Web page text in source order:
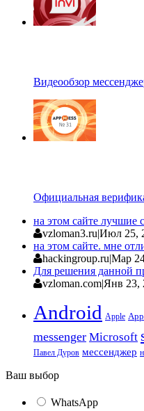
Видеообзор
Официальная
на этом сайте лучшие
vzloman3.ru|Июл 25,
на этом сайте. мне
hackingroup.ru|Мар
Для решения данной
vzloman.com|Янв 23,
Android Apple
messenger Microsoft
Павел Дуров мессенджер
Ваш выбор
WhatsApp